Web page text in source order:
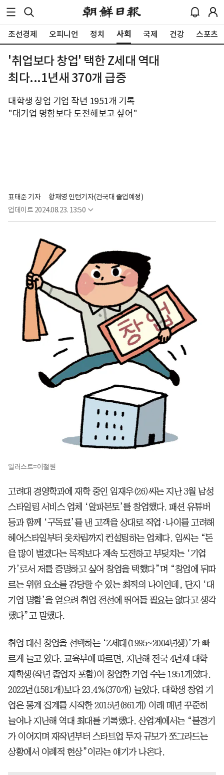
조선경제 오피니언 정치 사회 국제 건강 스포츠
'취업보다 창업' 택한 Z세대 역대
최다...1년새 370개 급증
대학생 창업 기업 작년 1951개 기록
"대기업 명함보다 도전해보고 싶어"
표태준 기자
황재영 인턴기자(건국대 졸업예정)
업데이트 2024.08.23. 13:50
일러스트=이철원
고려대 경영학과에 재학 중인 임재우(26)씨는 지난 3월 남성
스타일링 서비스 업체 ‘알파몬토’를 창업했다. 패션 유튜버
등과 함께 ‘구독료’를 낸 고객을 상대로 직업·나이를 고려해
헤어스타일부터 옷차림까지 컨설팅하는 업체다. 임씨는 “돈
을 많이 벌겠다는 목적보다 계속 도전하고 부딪치는 ‘기업
가’로서 저를 증명하고 싶어 창업을 택했다”며 “창업에 뒤따
르는 위험 요소를 감당할 수 있는 최적의 나이인데, 단지 ‘대
기업 명함’을 얻으려 취업 전선에 뛰어들 필요는 없다고 생각
했다”고 말했다.
취업 대신 창업을 선택하는 ‘Z세대(1995~2004년생)’가 빠
르게 늘고 있다. 교육부에 따르면, 지난해 전국 4년제 대학
재학생(작년 졸업자 포함)이 창업한 기업 수는 1951개였다.
2022년(1581개)보다 23.4%(370개) 늘었다. 대학생 창업 기
업은 통계 집계를 시작한 2015년(861개) 이래 매년 꾸준히
늘어나 지난해 역대 최대를 기록했다. 산업계에서는 “불경기
가 이어지며 재작년부터 스타트업 투자 규모가 쪼그라드는
상황에서 이례적 현상”이라는 얘기가 나온다.